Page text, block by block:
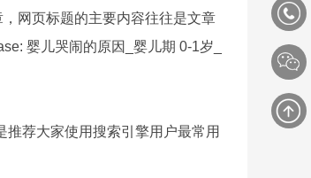
网页标题的主要内容往往是文章
婴儿哭闹的原因_婴儿期 0-1岁_
荐大家使用搜索引擎用户最常用